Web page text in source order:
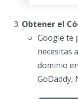
Obtener el
Google te
necesitas
dominio
GoDaddy,